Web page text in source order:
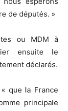
de députés. »
ou MDM à
ensuite le
déclarés.
« que la France
principale